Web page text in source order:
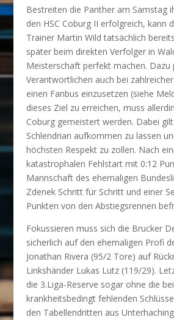
Bestreiten die Panther am Samstag
den HSC Coburg II erfolgreich, kann
Trainer Martin Wild tatsächlich
später beim direkten Verfolger in
Meisterschaft perfekt machen. Dazu
Verantwortlichen auch bei
einen Fanbus einzusetzen (siehe
dieses Ziel zu erreichen, muss
Coburg gemeistert werden. Dabei
Schlendrian aufkommen zu lassen
höchsten Respekt zu zollen. Nach
katastrophalen Fehlstart mit 0:12
Mannschaft des ehemaligen
Zdenek Schritt für Schritt und einer
Punkten von den Abstiegsrennen
Fokussieren muss sich die Brucker
sicherlich auf den ehemaligen Profi
Jonathan Rivera (95/2 Tore) auf
Linkshänder Lukas Lutz (119/29).
die 3.Liga-Reserve sogar ohne die
krankheitsbedingt fehlenden
den Tabellendritten aus